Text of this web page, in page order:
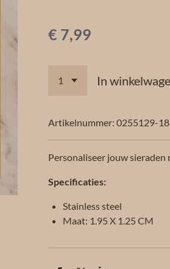
€ 7,99
In
Artikelnummer: 0255129-
Personaliseer jouw sieraden
Specificaties:
Stainless steel
Maat: 1.95 X 1.25 CM